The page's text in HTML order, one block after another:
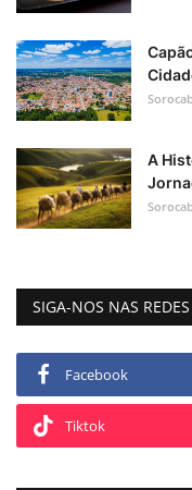
A
SIGA-NOS NAS
Facebook
Tiktok